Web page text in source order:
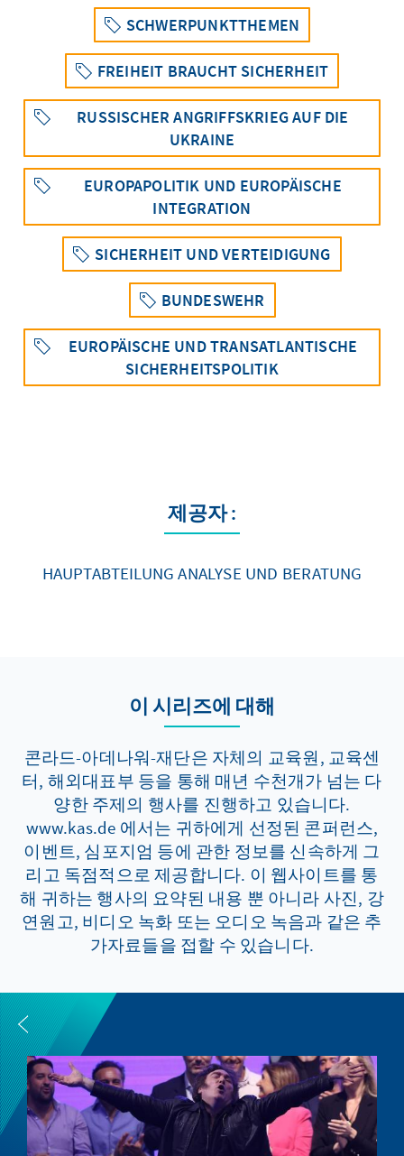
SCHWERPUNKTTHEMEN
FREIHEIT BRAUCHT SICHERHEIT
RUSSISCHER ANGRIFFSKRIEG AUF DIE
UKRAINE
EUROPAPOLITIK UND EUROPÄISCHE
INTEGRATION
SICHERHEIT UND VERTEIDIGUNG
BUNDESWEHR
EUROPÄISCHE UND TRANSATLANTISCHE
SICHERHEITSPOLITIK
제공자 :
HAUPTABTEILUNG ANALYSE UND BERATUNG
이 시리즈에 대해
콘라드-아데나워-재단은 자체의 교육원, 교육센
터, 해외대표부 등을 통해 매년 수천개가 넘는 다
양한 주제의 행사를 진행하고 있습니다.
www.kas.de 에서는 귀하에게 선정된 콘퍼런스,
이벤트, 심포지엄 등에 관한 정보를 신속하게 그
리고 독점적으로 제공합니다. 이 웹사이트를 통
해 귀하는 행사의 요약된 내용 뿐 아니라 사진, 강
연원고, 비디오 녹화 또는 오디오 녹음과 같은 추
가자료들을 접할 수 있습니다.